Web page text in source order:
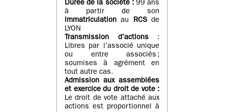
Durée de la société :99 ans
à partir de son
immatriculation au RCSde
LYON
Transmission d’actions:
Libres par l’associé unique
ou entre associés ;
soumises à agrément en
tout autre cas.
Admission aux assemblées
et exercice du droit de vote :
Le droit de vote attaché aux
actions est proportionnel à